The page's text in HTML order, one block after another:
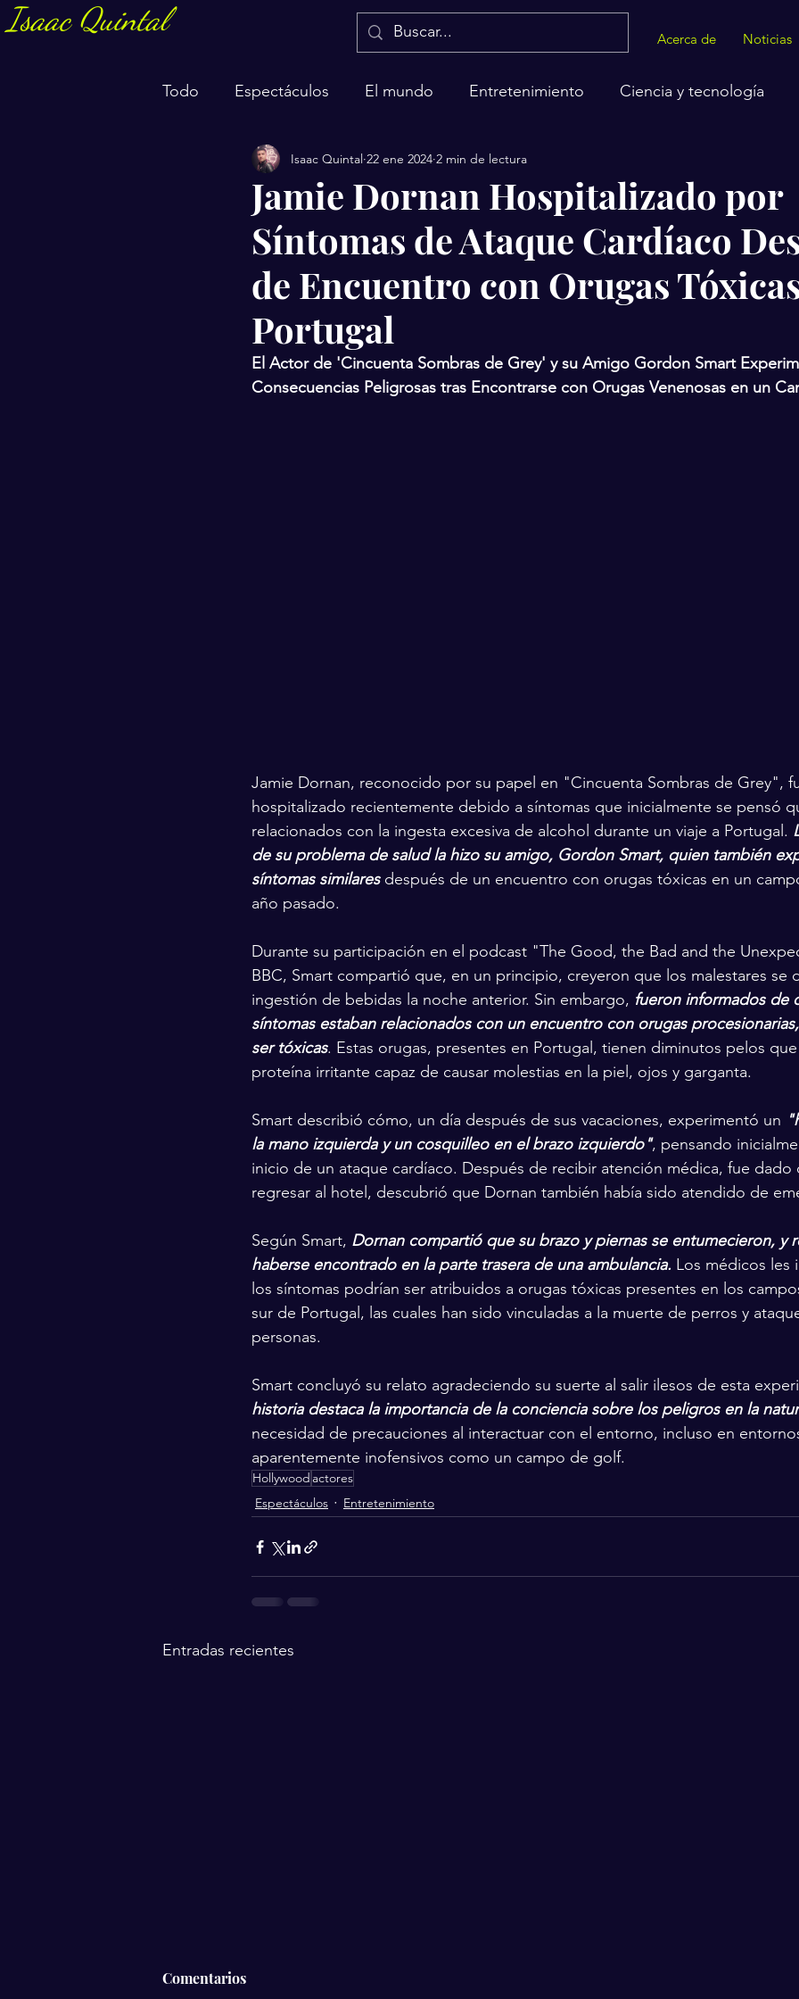
Isaac Quintal
Acerca de Noticias
Todo Espectáculos El mundo Entretenimiento Ciencia y tecnología
Marketing y negocios Salud
Jamie Dornan Hospitalizado por
Síntomas de Ataque Cardíaco
de Encuentro con Orugas
Portugal
Isaac Quintal 22 ene 2024 2 min de lectura
El Actor de 'Cincuenta Sombras de Grey' y su Amigo Gordon Smart
Consecuencias Peligrosas tras Encontrarse con Orugas Venenosas en un
Jamie Dornan, reconocido por su papel en "Cincuenta Sombras de Grey",
hospitalizado recientemente debido a síntomas que inicialmente se pensó
relacionados con la ingesta excesiva de alcohol durante un viaje a Portugal.
de su problema de salud la hizo su amigo, Gordon Smart, quien también
síntomas similares después de un encuentro con orugas tóxicas en un
año pasado.
Durante su participación en el podcast "The Good, the Bad and the
BBC, Smart compartió que, en un principio, creyeron que los malestares se
ingestión de bebidas la noche anterior. Sin embargo, fueron informados de
síntomas estaban relacionados con un encuentro con orugas
ser tóxicas. Estas orugas, presentes en Portugal, tienen diminutos pelos
proteína irritante capaz de causar molestias en la piel, ojos y garganta.
Smart describió cómo, un día después de sus vacaciones, experimentó un
la mano izquierda y un cosquilleo en el brazo izquierdo", pensando
inicio de un ataque cardíaco. Después de recibir atención médica, fue
regresar al hotel, descubrió que Dornan también había sido atendido de
Según Smart, Dornan compartió que su brazo y piernas se entumecieron, y
haberse encontrado en la parte trasera de una ambulancia. Los médicos
los síntomas podrían ser atribuidos a orugas tóxicas presentes en los
sur de Portugal, las cuales han sido vinculadas a la muerte de perros y
personas.
Smart concluyó su relato agradeciendo su suerte al salir ilesos de esta
historia destaca la importancia de la conciencia sobre los peligros en la
necesidad de precauciones al interactuar con el entorno, incluso en
aparentemente inofensivos como un campo de golf.
Hollywood actores
Espectáculos
Entretenimiento
Entradas recientes
Comentarios